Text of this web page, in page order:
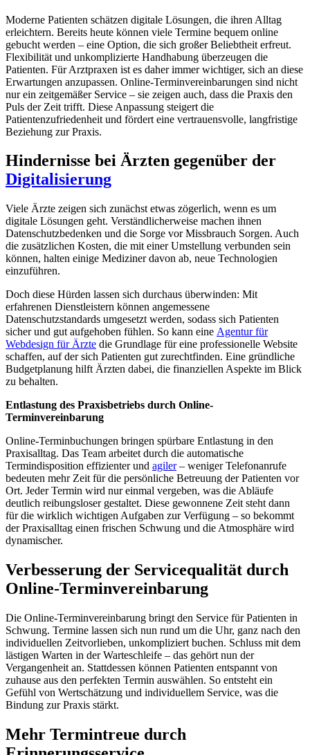
Moderne Patienten schätzen digitale Lösungen, die ihren Alltag
erleichtern. Bereits heute können viele Termine bequem online
gebucht werden – eine Option, die sich großer Beliebtheit erfreut.
Flexibilität und unkomplizierte Handhabung überzeugen die
Patienten. Für Arztpraxen ist es daher immer wichtiger, sich an diese
Erwartungen anzupassen. Online-Terminvereinbarungen sind nicht
nur ein zeitgemäßer Service – sie zeigen auch, dass die Praxis den
Puls der Zeit trifft. Diese Anpassung steigert die
Patientenzufriedenheit und fördert eine vertrauensvolle, langfristige
Beziehung zur Praxis.
Hindernisse bei Ärzten gegenüber der
Digitalisierung
Viele Ärzte zeigen sich zunächst etwas zögerlich, wenn es um
digitale Lösungen geht. Verständlicherweise machen ihnen
Datenschutzbedenken und die Sorge vor Missbrauch Sorgen. Auch
die zusätzlichen Kosten, die mit einer Umstellung verbunden sein
können, halten einige Mediziner davon ab, neue Technologien
einzuführen.
Doch diese Hürden lassen sich durchaus überwinden: Mit
erfahrenen Dienstleistern können angemessene
Datenschutzstandards umgesetzt werden, sodass sich Patienten
sicher und gut aufgehoben fühlen. So kann eine Agentur für
Webdesign für Ärzte die Grundlage für eine professionelle Website
schaffen, auf der sich Patienten gut zurechtfinden. Eine gründliche
Budgetplanung hilft Ärzten dabei, die finanziellen Aspekte im Blick
zu behalten.
Entlastung des Praxisbetriebs durch Online-
Terminvereinbarung
Online-Terminbuchungen bringen spürbare Entlastung in den
Praxisalltag. Das Team arbeitet durch die automatische
Termindisposition effizienter und agiler– weniger Telefonanrufe
bedeuten mehr Zeit für die persönliche Betreuung der Patienten vor
Ort. Jeder Termin wird nur einmal vergeben, was die Abläufe
deutlich reibungsloser gestaltet. Diese gewonnene Zeit steht dann
für die wirklich wichtigen Aufgaben zur Verfügung – so bekommt
der Praxisalltag einen frischen Schwung und die Atmosphäre wird
dynamischer.
Verbesserung der Servicequalität durch
Online-Terminvereinbarung
Die Online-Terminvereinbarung bringt den Service für Patienten in
Schwung. Termine lassen sich nun rund um die Uhr, ganz nach den
individuellen Zeitvorlieben, unkompliziert buchen. Schluss mit dem
lästigen Warten in der Warteschleife – das gehört nun der
Vergangenheit an. Stattdessen können Patienten entspannt von
zuhause aus den perfekten Termin auswählen. So entsteht ein
Gefühl von Wertschätzung und individuellem Service, was die
Bindung zur Praxis stärkt.
Mehr Termintreue durch